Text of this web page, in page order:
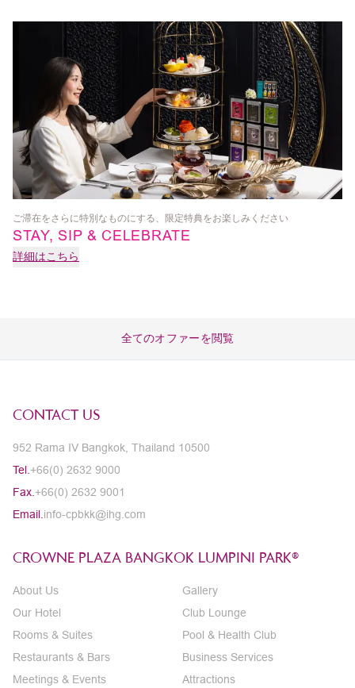
ご滞在をさらに特別なものにする、限定特典をお楽しみください
STAY, SIP & CELEBRATE
詳細はこちら
全てのオファーを閲覧
CONTACT US
952 Rama IV Bangkok, Thailand 10500
Tel. +66(0) 2632 9000
Fax. +66(0) 2632 9001
Email. info-cpbkk@ihg.com
CROWNE PLAZA BANGKOK LUMPINI PARK®
About Us
Our Hotel
Rooms & Suites
Restaurants & Bars
Meetings & Events
Gallery
Club Lounge
Pool & Health Club
Business Services
Attractions